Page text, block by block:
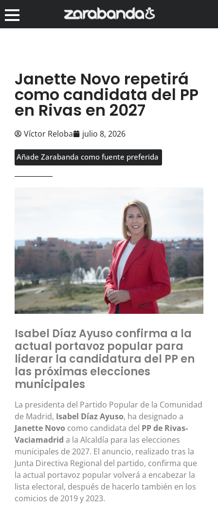
Janette Novo repetirá
como candidata del PP
en Rivas en 2027
Víctor Reloba julio 8, 2026
Añade Zarabanda como fuente preferida
Isabel Díaz Ayuso confirma a la
actual portavoz popular para
liderar la candidatura del PP en
las próximas elecciones
municipales
La presidenta del Partido Popular de la Comunidad
de Madrid, Isabel Díaz Ayuso, ha designado a
Janette Novo como candidata del PP de Rivas-
Vaciamadrid a la Alcaldía para las elecciones
municipales de 2027. El anuncio, realizado tras la
Junta Directiva Regional del partido, confirma que
la actual portavoz popular volverá a encabezar la
lista electoral, después de hacerlo también en los
comicios de 2019 y 2023.